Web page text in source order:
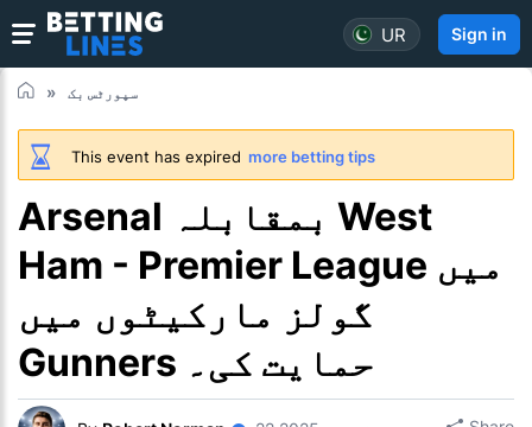
UR Sign in
سپورٹس بک
This event has expired more betting tips
Arsenal بمقابلہ West
Ham - Premier League میں
گولز مارکیٹوں میں
Gunners حمایت کی۔